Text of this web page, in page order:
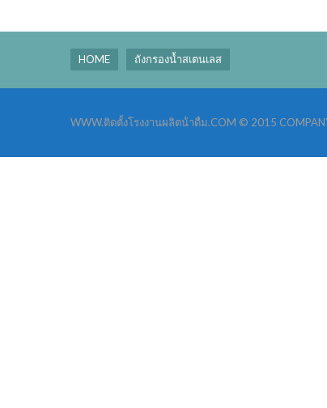
HOME ถังกรองน้ำสเตนเลส
WWW.ติดตั้งโรงงานผลิตน้ําดื่ม.COM © 2015